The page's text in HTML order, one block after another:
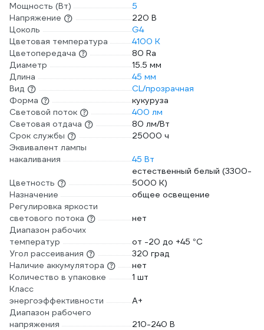
Мощность (Вт)
5
Напряжение
220 В
Цоколь
G4
Цветовая температура
4100 К
Цветопередача
80 Ra
Диаметр
15.5 мм
Длина
45 мм
Вид
CL/прозрачная
Форма
кукуруза
Световой поток
400 лм
Световая отдача
80 лм/Вт
Срок службы
25000 ч
Эквивалент лампы
накаливания
45 Вт
Цветность
естественный белый (3300-
5000 К)
Назначение
общее освещение
Регулировка яркости
светового потока
нет
Диапазон рабочих
температур
от -20 до +45 °С
Угол рассеивания
320 град
Наличие аккумулятора
нет
Количество в упаковке
1 шт
Класс
энергоэффективности
A+
Диапазон рабочего
напряжения
210-240 В